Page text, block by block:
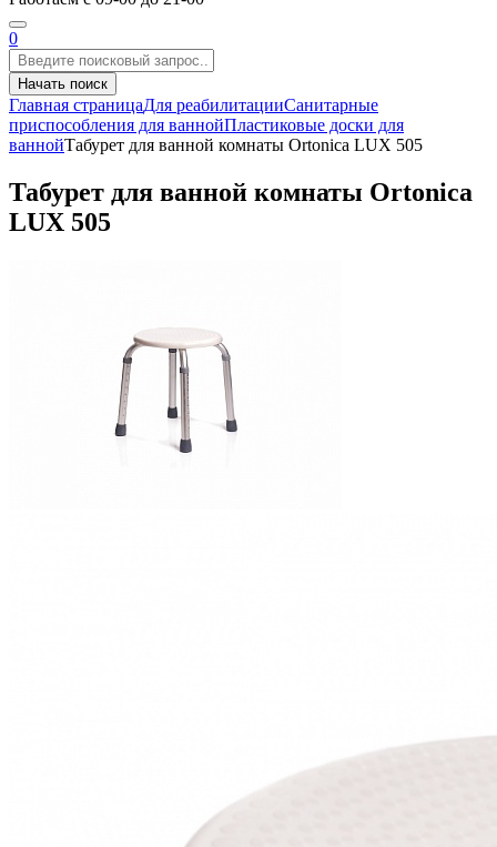
0
Начать поиск
Главная страницаДля реабилитацииСанитарные
приспособления для ваннойПластиковые доски для
ваннойТабурет для ванной комнаты Ortonica LUX 505
Табурет для ванной комнаты Ortonica
LUX 505